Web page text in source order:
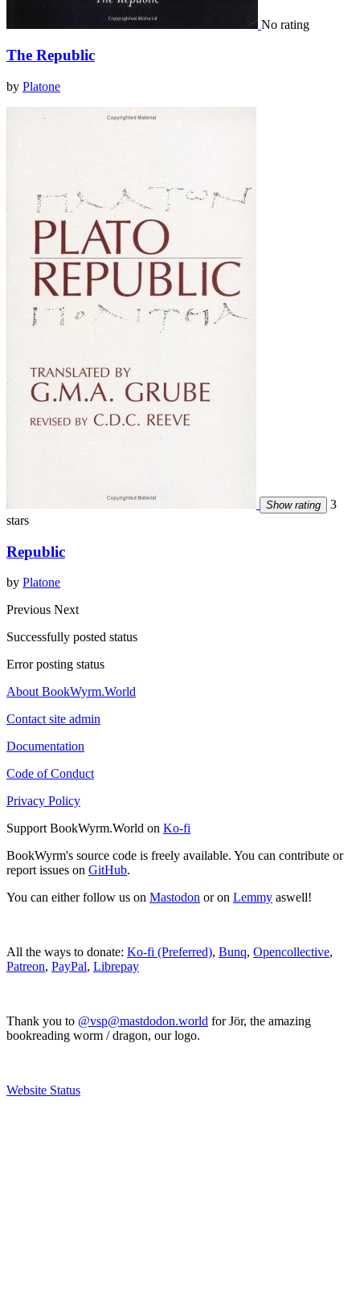
No rating
The Republic
by Platone
Show rating
3
stars
Republic
by Platone
Previous Next
Successfully posted status
Error posting status
About BookWyrm.World
Contact site admin
Documentation
Code of Conduct
Privacy Policy
Support BookWyrm.World on Ko-fi
BookWyrm's source code is freely available. You can contribute or
report issues on GitHub.
You can either follow us on Mastodon or on Lemmy aswell!
All the ways to donate: Ko-fi (Preferred), Bunq, Opencollective,
Patreon, PayPal, Librepay
Thank you to @vsp@mastdodon.world for Jör, the amazing
bookreading worm / dragon, our logo.
Website Status